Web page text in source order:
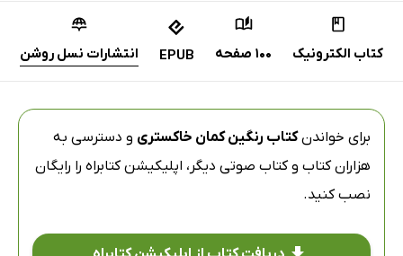
کتاب الکترونیک 100 صفحه EPUB انتشارات نسل روشن
برای خواندنکتاب رنگین کمان خاکستری و دسترسی به
هزاران کتاب و کتاب صوتی دیگر، اپلیکیشن کتابراه را رایگان
نصب کنید.